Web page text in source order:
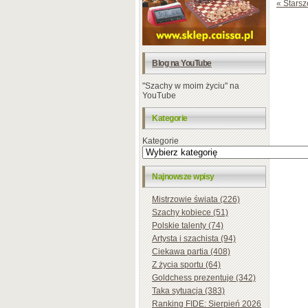
Blog na YouTube
"Szachy w moim życiu" na
YouTube
Kategorie
Kategorie
Najnowsze wpisy
Mistrzowie świata (226)
Szachy kobiece (51)
Polskie talenty (74)
Artysta i szachista (94)
Ciekawa partia (408)
Z życia sportu (64)
Goldchess prezentuje (342)
Taka sytuacja (383)
Ranking FIDE: Sierpień 2026
«